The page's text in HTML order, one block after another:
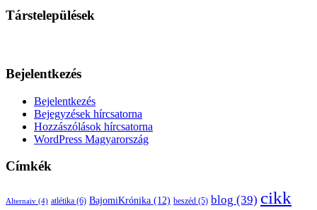
Társtelepülések
Bejelentkezés
Bejelentkezés
Bejegyzések hírcsatorna
Hozzászólások hírcsatorna
WordPress Magyarország
Címkék
Alternaiv (4) atlétika (6) BajomiKrónika (12) beszéd (5) blog (39) cikk